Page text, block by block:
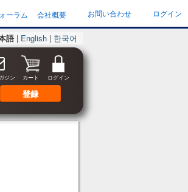
ーラム 会社概要 お問い合わせ ログイン
語| English | 한국어
登録
ログイン
カート
ジン